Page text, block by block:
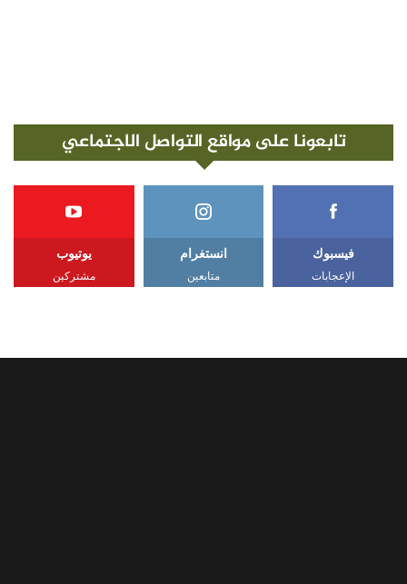
تابعونا على مواقع التواصل الاجتماعي
فيسبوك
الإعجابات
انستغرام
متابعين
يوتيوب
مشتركين